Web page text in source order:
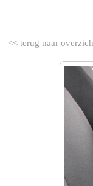
<< terug naar